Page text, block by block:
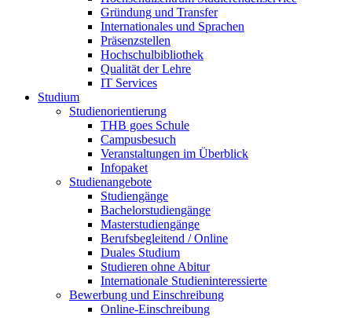
Gründung und Transfer
Internationales und Sprachen
Präsenzstellen
Hochschulbibliothek
Qualität der Lehre
IT Services
Studium
Studienorientierung
THB goes Schule
Campusbesuch
Veranstaltungen im Überblick
Infopaket
Studienangebote
Studiengänge
Bachelorstudiengänge
Masterstudiengänge
Berufsbegleitend / Online
Duales Studium
Studieren ohne Abitur
Internationale Studieninteressierte
Bewerbung und Einschreibung
Online-Einschreibung